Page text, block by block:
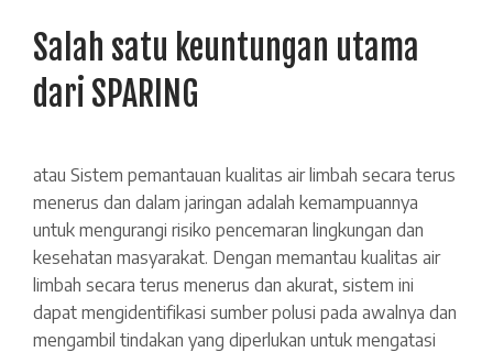
Salah satu keuntungan utama
dari SPARING
atau Sistem pemantauan kualitas air limbah secara terus
menerus dan dalam jaringan adalah kemampuannya
untuk mengurangi risiko pencemaran lingkungan dan
kesehatan masyarakat. Dengan memantau kualitas air
limbah secara terus menerus dan akurat, sistem ini
dapat mengidentifikasi sumber polusi pada awalnya dan
mengambil tindakan yang diperlukan untuk mengatasi